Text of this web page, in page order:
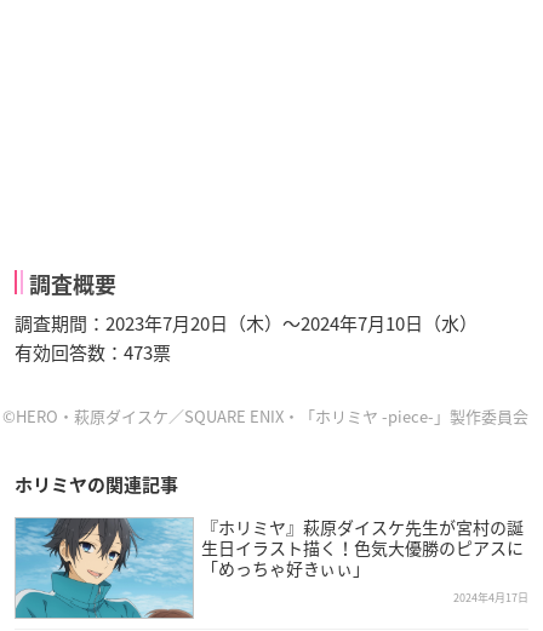
調査概要
調査期間：2023年7月20日（木）～2024年7月10日（水）
有効回答数：473票
©HERO・萩原ダイスケ／SQUARE ENIX・「ホリミヤ -piece-」製作委員会
ホリミヤの関連記事
『ホリミヤ』萩原ダイスケ先生が宮村の誕
生日イラスト描く！色気大優勝のピアスに
「めっちゃ好きぃぃ」
2024年4月17日